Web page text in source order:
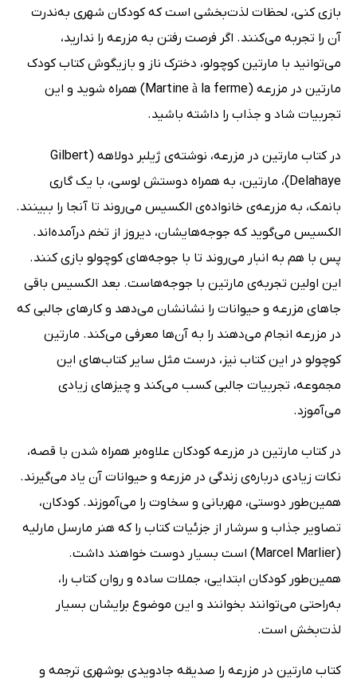
بازی کنی، لحظات لذت‌بخشی است که کودکان شهری به‌ندرت
آن را تجربه می‌کنند. اگر فرصت رفتن به مزرعه را ندارید،
می‌توانید با مارتین کوچولو، دخترک ناز و بازیگوش کتاب کودک
مارتین در مزرعه (Martine à la ferme) همراه شوید و این
تجربیات شاد و جذاب را داشته باشید.
در کتاب مارتین در مزرعه، نوشته‌ی ژیلبر دولاهه (Gilbert
Delahaye)، مارتین، به همراه دوستش لوسی، با یک گاری
بانمک، به مزرعه‌ی خانواده‌ی الکسیس می‌روند تا آنجا را ببینند.
الکسیس می‌گوید که جوجه‌هایشان، دیروز از تخم درآمده‌اند.
پس با هم به انبار می‌روند تا با جوجه‌های کوچولو بازی کنند.
این اولین تجربه‌ی مارتین با جوجه‌هاست. بعد الکسیس باقی
جاهای مزرعه و حیوانات را نشانشان می‌دهد و کارهای جالبی که
در مزرعه انجام می‌دهند را به آن‌ها معرفی می‌کند. مارتین
کوچولو در این کتاب نیز، درست مثل سایر کتاب‌های این
مجموعه، تجربیات جالبی کسب می‌کند و چیزهای زیادی
می‌آموزد.
در کتاب مارتین در مزرعه کودکان علاوه‌بر همراه شدن با قصه،
نکات زیادی درباره‌ی زندگی در مزرعه و حیوانات آن یاد می‌گیرند.
همین‌طور دوستی، مهربانی و سخاوت را می‌آموزند. کودکان،
تصاویر جذاب و سرشار از جزئیات کتاب را که هنر مارسل مارلیه
(Marcel Marlier) است بسیار دوست خواهند داشت.
همین‌طور کودکان ابتدایی، جملات ساده و روان کتاب را،
به‌راحتی می‌توانند بخوانند و این موضوع برایشان بسیار
لذت‌بخش است.
کتاب مارتین در مزرعه را صدیقه جادویدی بوشهری ترجمه و